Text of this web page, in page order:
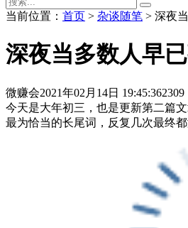
当前位置： 首页 > 杂谈随笔 > 深夜
深夜当多数人早
微赚会2021年02月14日 19:45:362309
今天是大年初三，也是更新第二篇
最为恰当的长尾词，反复几次最终